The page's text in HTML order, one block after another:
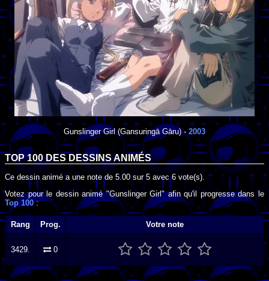
Gunslinger Girl(Gansuringā Gāru) - 2003
TOP 100 DES DESSINS ANIMÉS
Ce dessin animé a une note de 5.00sur5 avec6 vote(s).
Votez pour le dessin animé "Gunslinger Girl" afin qu'il progresse dans le
Top 100:
Rang Prog. Votre note
3429. 0